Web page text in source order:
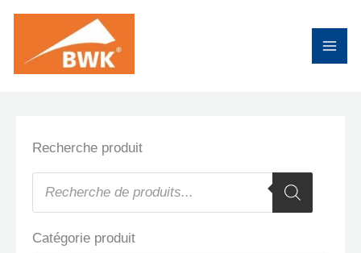
contenu
Recherche produit
Recherche
de
Catégorie produit